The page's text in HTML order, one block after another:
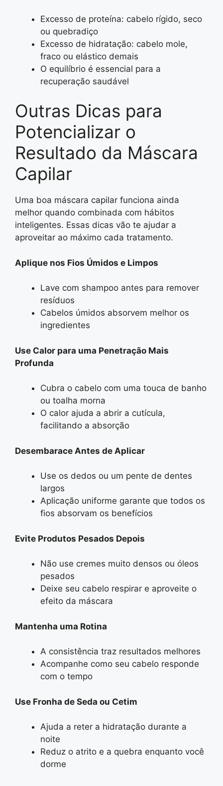
Excesso de proteína: cabelo rígido, seco
ou quebradiço
Excesso de hidratação: cabelo mole,
fraco ou elástico demais
O equilíbrio é essencial para a
recuperação saudável
Outras Dicas para
Potencializar o
Resultado da Máscara
Capilar
Uma boa máscara capilar funciona ainda
melhor quando combinada com hábitos
inteligentes. Essas dicas vão te ajudar a
aproveitar ao máximo cada tratamento.
Aplique nos Fios Úmidos e Limpos
Lave com shampoo antes para remover
resíduos
Cabelos úmidos absorvem melhor os
ingredientes
Use Calor para uma Penetração Mais
Profunda
Cubra o cabelo com uma touca de banho
ou toalha morna
O calor ajuda a abrir a cutícula,
facilitando a absorção
Desembarace Antes de Aplicar
Use os dedos ou um pente de dentes
largos
Aplicação uniforme garante que todos os
fios absorvam os benefícios
Evite Produtos Pesados Depois
Não use cremes muito densos ou óleos
pesados
Deixe seu cabelo respirar e aproveite o
efeito da máscara
Mantenha uma Rotina
A consistência traz resultados melhores
Acompanhe como seu cabelo responde
com o tempo
Use Fronha de Seda ou Cetim
Ajuda a reter a hidratação durante a
noite
Reduz o atrito e a quebra enquanto você
dorme